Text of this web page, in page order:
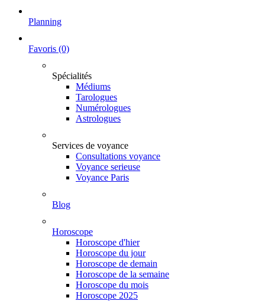
Planning
Favoris (0)
Spécialités
Médiums
Tarologues
Numérologues
Astrologues
Services de voyance
Consultations voyance
Voyance serieuse
Voyance Paris
Blog
Horoscope
Horoscope d'hier
Horoscope du jour
Horoscope de demain
Horoscope de la semaine
Horoscope du mois
Horoscope 2025